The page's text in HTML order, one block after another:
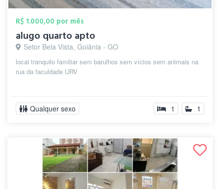
R$ 1.000,00 por mês
alugo quarto apto
Setor Bela Vista, Goiânia - GO
local tranquilo familiar sem barulhos sem vícios sem animais na
rua da faculdade URV
Qualquer sexo 1 1